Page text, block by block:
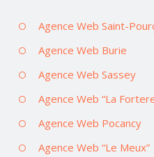
Agence Web Saint-
Agence Web Burie
Agence Web Sassey
Agence Web “La
Agence Web Pocancy
Agence Web “Le Meux”